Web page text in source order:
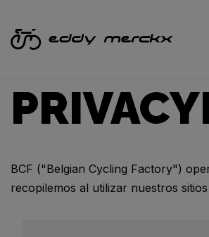
BCF ("Belgian Cycling Factory")
recopilemos al utilizar nuestros sitios